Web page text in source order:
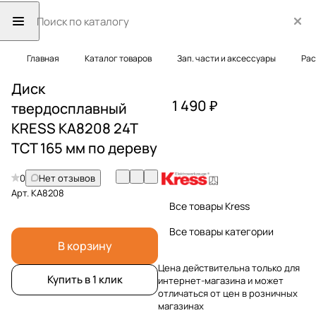
Главная Каталог товаров Зап. части и аксессуары
Диск
твердосплавный
KRESS KA8208 24T
TCT 165 мм по дереву
0
Нет отзывов
Арт.KA8208
В корзину
Купить в 1 клик
1 490 ₽
Все товары Kress
Все товары категории
Цена действительна только для
интернет-магазина и может
отличаться от цен в розничных
магазинах